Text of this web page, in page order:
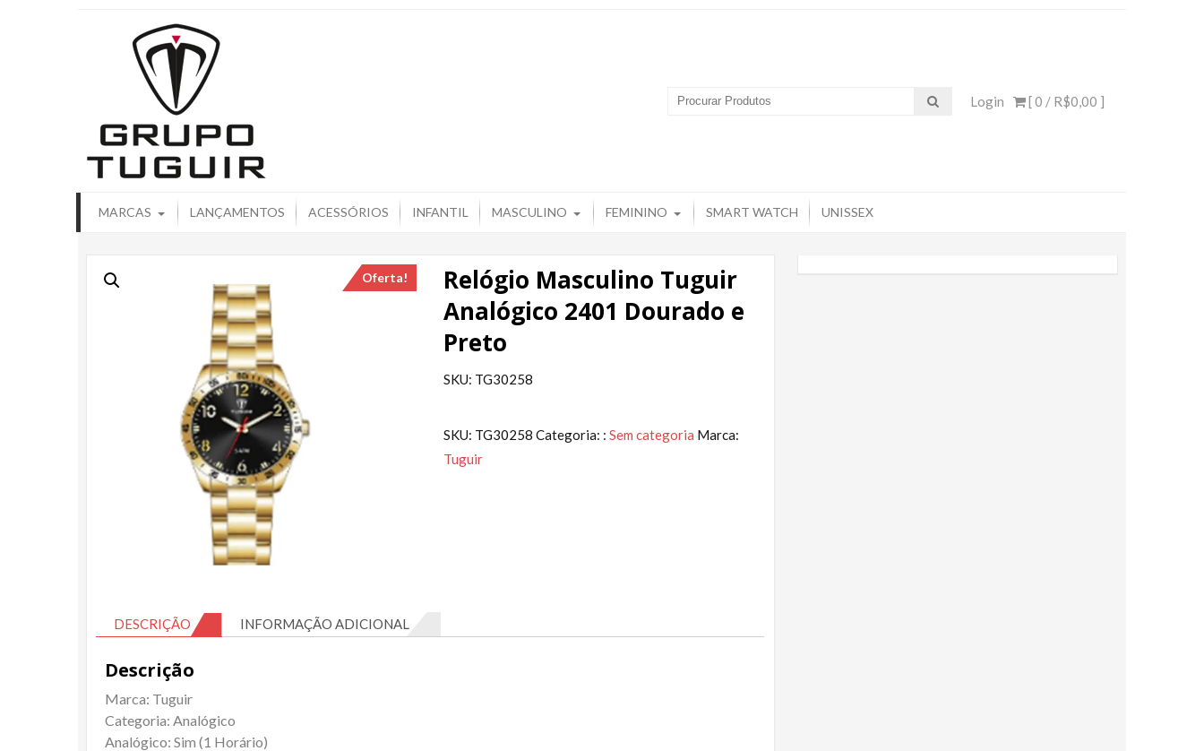
[ 0 / R$0,00 ]
Login
MARCAS LANÇAMENTOS ACESSÓRIOS INFANTIL MASCULINO FEMININO SMART WATCH UNISSEX
Oferta!
Relógio Masculino Tuguir
Analógico 2401 Dourado e
Preto
SKU: TG30258
SKU: TG30258 Categoria: :Sem categoria Marca:
Tuguir
DESCRIÇÃO INFORMAÇÃO ADICIONAL
Descrição
Marca: Tuguir
Categoria: Analógico
Analógico: Sim (1 Horário)